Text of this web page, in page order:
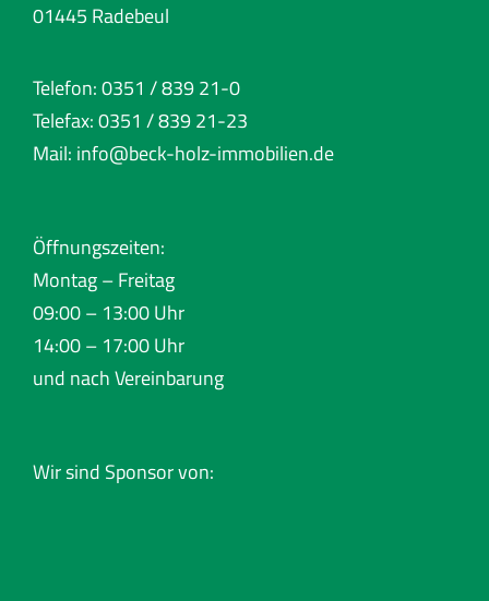
01445 Radebeul
Telefon: 0351 / 839 21-0
Telefax: 0351 / 839 21-23
Mail: info@beck-holz-immobilien.de
Öffnungszeiten:
Montag – Freitag
09:00 – 13:00 Uhr
14:00 – 17:00 Uhr
und nach Vereinbarung
Wir sind Sponsor von: